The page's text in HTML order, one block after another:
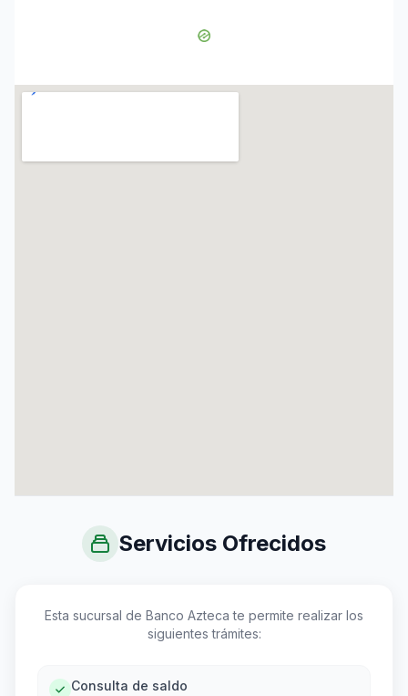
Servicios Ofrecidos
Esta sucursal de Banco Azteca te permite realizar los
siguientes trámites:
Consulta de saldo